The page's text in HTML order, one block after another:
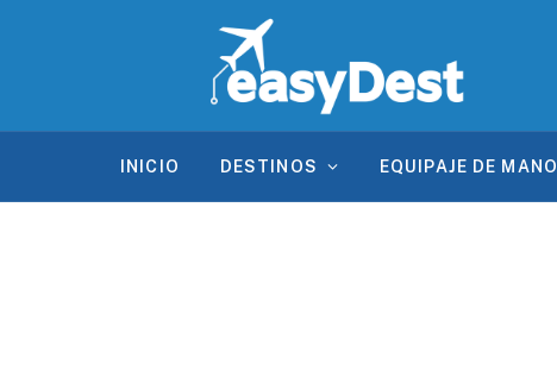
INICIO DESTINOS EQUIPAJE DE MANO